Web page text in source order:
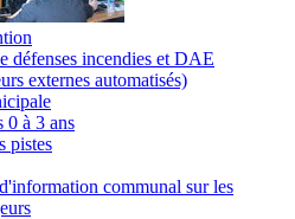
défenses incendies et DAE
externes automatisés)
0 à 3 ans
pistes
communal sur les